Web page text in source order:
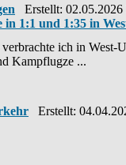
Erstellt: 02.05.2026
in 1:1 und 1:35 in
ich in
Kampflugze ...
Erstellt: